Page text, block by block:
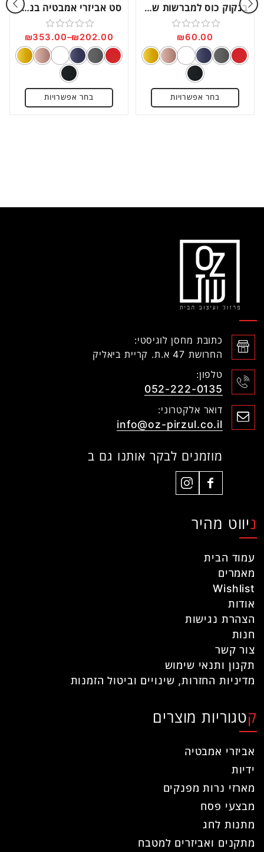
בנקוק כוס למברשות שיניים
דורג
0
מתוך
₪60.00
בחר אפשרויות
סט אביזרי אמבטיה בנקוק
דורג
0
מתוך
₪202.00
–
₪353.00
בחר אפשרויות
כתובת מחסן לוגיסטי:
החרושת 47 א.ת. קריית ביאליק
טלפון:
052-222-0135
דואר אלקטרוני:
info@oz-pirzul.co.il
מוזמנים לבקר אותנו גם ב
ניווט מהיר
עמוד הבית
מאמרים
Wishlist
אודות
הצהרת נגישות
חנות
צור קשר
תקנון ותנאי שימוש
מדיניות החזרות, שינויים וביטול הזמנות
קטגוריות מוצרים
אביזרי אמבטיה
ידיות
מארזי נרות מפנקים
מבצעי פסח
מתנות לחג
מתקנים ואביזרים למטבח